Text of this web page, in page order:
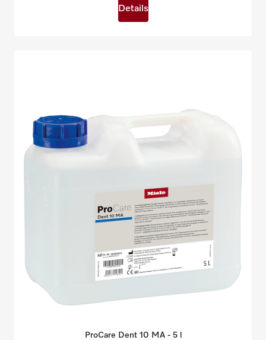
Details
ProCare Dent 10 MA - 5